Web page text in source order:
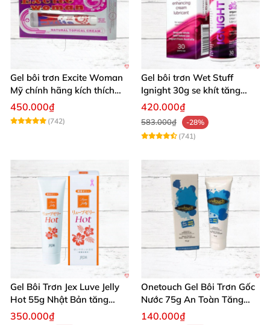
Gel bôi trơn Excite Woman
Mỹ chính hãng kích thích
khoái cảm nữ
450.000₫
(742)
Gel bôi trơn Wet Stuff
Ignight 30g se khít tăng
khoái cảm nữ hiệu quả
420.000₫
583.000₫
-28%
(741)
Gel Bôi Trơn Jex Luve Jelly
Hot 55g Nhật Bản tăng
khoái cảm nữ dễ sử dụng
350.000₫
Onetouch Gel Bôi Trơn Gốc
Nước 75g An Toàn Tăng
Khoái Cảm
140.000₫